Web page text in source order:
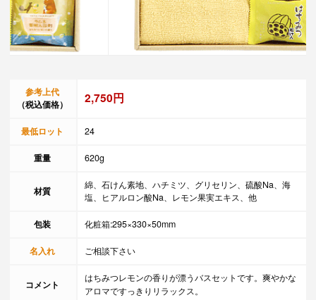
参考上代
（税込価格）
2,750円
最低ロット 24
重量 620g
材質
綿、石けん素地、ハチミツ、グリセリン、硫酸Na、海
塩、ヒアルロン酸Na、レモン果実エキス、他
包装 化粧箱:295×330×50mm
名入れ ご相談下さい
コメント
はちみつレモンの香りが漂うバスセットです。爽やかな
アロマですっきりリラックス。